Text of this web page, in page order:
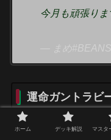
今月も頑張り
— まめ
運命ガントラビ
ホーム デッキ解説 マスタ